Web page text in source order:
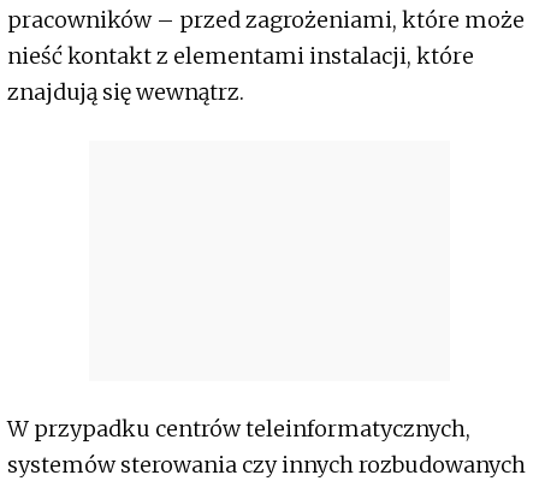
pracowników – przed zagrożeniami, które może
nieść kontakt z elementami instalacji, które
znajdują się wewnątrz.
W przypadku centrów teleinformatycznych,
systemów sterowania czy innych rozbudowanych